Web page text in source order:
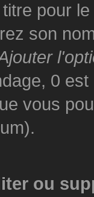
pour
son
0
vous
ou